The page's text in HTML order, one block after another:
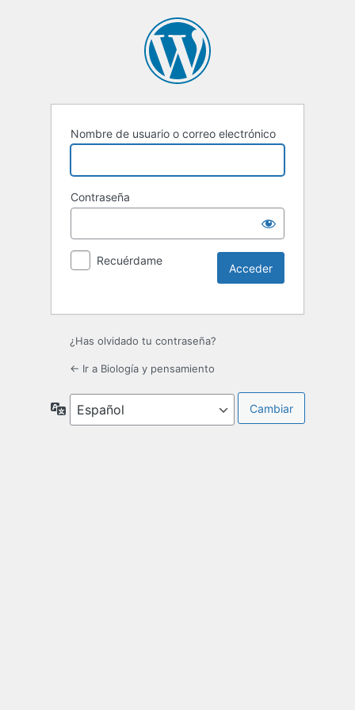
Nombre de usuario o correo electrónico
Contraseña
Recuérdame
¿Has olvidado tu contraseña?
← Ir a Biología y pensamiento
Idioma